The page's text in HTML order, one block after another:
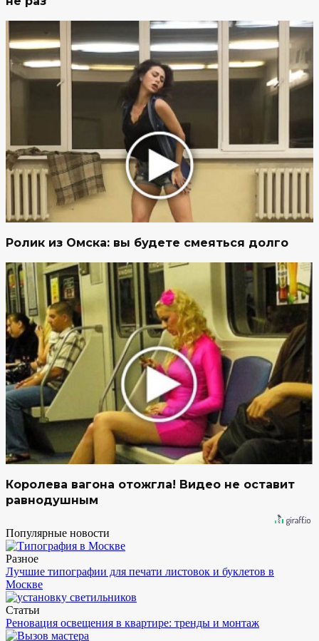
Ролик из Омска: вы будете смеяться долго
Королева вагона отожгла! Видео не оставит
равнодушным
Популярные новости
Разное
Лучшие типографии для печати листовок и буклетов в
Москве
Статьи
Реновация освещения в квартире: тренды и монтаж